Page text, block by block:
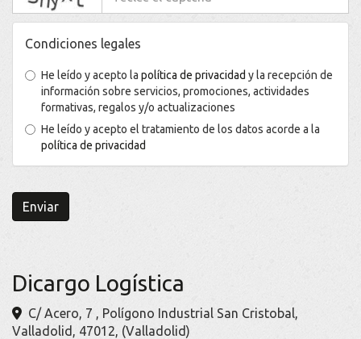
Condiciones legales
He leído y acepto la política de privacidad y la recepción de
información sobre servicios, promociones, actividades
formativas, regalos y/o actualizaciones
He leído y acepto el tratamiento de los datos acorde a la
política de privacidad
Enviar
Dicargo Logística
C/ Acero, 7 , Polígono Industrial San Cristobal,
Valladolid , 47012, (Valladolid)